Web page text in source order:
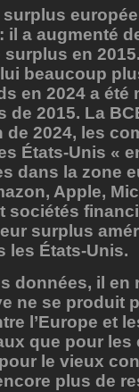
surplus
il a augmenté
surplus en
beaucoup
en 2024 a
de 2015. La
de 2024, les
États-Unis «
dans la zone
Apple,
sociétés
surplus
les États-Unis.
données, il
ne se produit
l’Europe et
que pour
le vieux
plus de